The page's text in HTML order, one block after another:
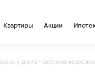
Квартиры Акции
у дома - вкусное